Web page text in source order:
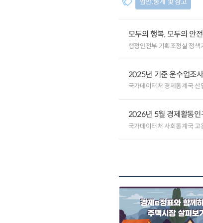
모두의 행복, 모두의 안
행정안전부 기획조정실 정
2025년 기준 운수업조
국가데이터처 경제통계국 산
2026년 5월 경제활동인
국가데이터처 사회통계국 고